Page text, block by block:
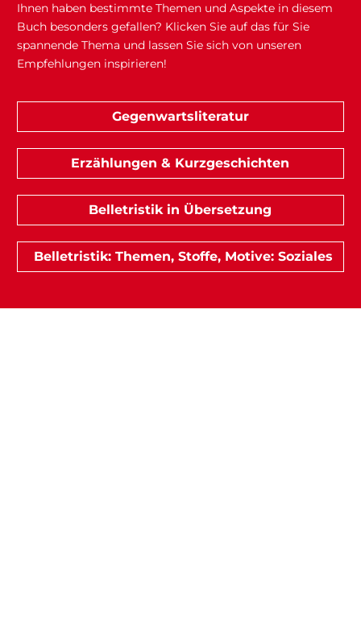
Ihnen haben bestimmte Themen und Aspekte in diesem
Buch besonders gefallen? Klicken Sie auf das für Sie
spannende Thema und lassen Sie sich von unseren
Empfehlungen inspirieren!
Gegenwartsliteratur
Erzählungen & Kurzgeschichten
Belletristik in Übersetzung
Belletristik: Themen, Stoffe, Motive: Soziales